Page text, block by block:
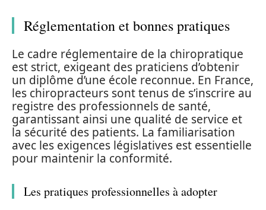
Réglementation et bonnes pratiques
Le cadre réglementaire de la chiropratique
est strict, exigeant des praticiens d’obtenir
un diplôme d’une école reconnue. En France,
les chiropracteurs sont tenus de s’inscrire au
registre des professionnels de santé,
garantissant ainsi une qualité de service et
la sécurité des patients. La familiarisation
avec les exigences législatives est essentielle
pour maintenir la conformité.
Les pratiques professionnelles à adopter